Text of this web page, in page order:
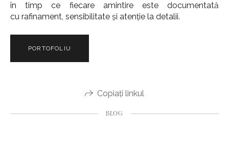
în timp ce fiecare amintire este documentată
cu rafinament, sensibilitate și atenție la detalii.
PORTOFOLIU
Copiați linkul
BLOG